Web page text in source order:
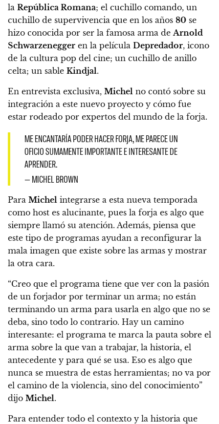
la República Romana; el cuchillo comando, un
cuchillo de supervivencia que en los años 80 se
hizo conocida por ser la famosa arma de Arnold
Schwarzenegger en la película Depredador, icono
de la cultura pop del cine; un cuchillo de anillo
celta; un sable Kindjal.
En entrevista exclusiva, Michel no contó sobre su
integración a este nuevo proyecto y cómo fue
estar rodeado por expertos del mundo de la forja.
ME ENCANTARÍA PODER HACER FORJA, ME PARECE UN
OFICIO SUMAMENTE IMPORTANTE E INTERESANTE DE
APRENDER.
— MICHEL BROWN
Para Michel integrarse a esta nueva temporada
como host es alucinante, pues la forja es algo que
siempre llamó su atención. Además, piensa que
este tipo de programas ayudan a reconfigurar la
mala imagen que existe sobre las armas y mostrar
la otra cara.
“Creo que el programa tiene que ver con la pasión
de un forjador por terminar un arma; no están
terminando un arma para usarla en algo que no se
deba, sino todo lo contrario. Hay un camino
interesante: el programa te marca la pauta sobre el
arma sobre la que van a trabajar, la historia, el
antecedente y para qué se usa. Eso es algo que
nunca se muestra de estas herramientas; no va por
el camino de la violencia, sino del conocimiento”
dijo Michel.
Para entender todo el contexto y la historia que